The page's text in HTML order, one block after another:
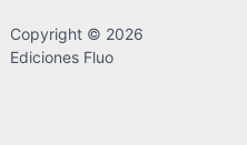
Copyright © 2026
Ediciones Fluo